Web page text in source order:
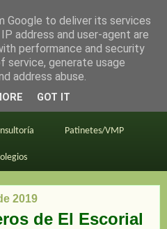
Primeros consejos
Patinetes/VMP
2019
de El Escorial
Google to deliver its services
address and user-agent are
performance and security
service, generate usage
address abuse.
GOT IT